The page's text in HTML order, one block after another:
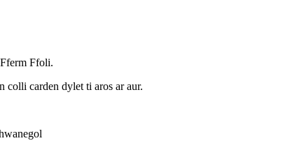
Ffoli.
colli carden dylet ti aros ar aur.